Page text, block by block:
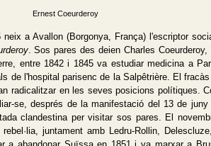
Ernest Coeurderoy
a Avallon (Borgonya, França) l'escriptor
. Sos pares des deien Charles
entre 1842 i 1845 va estudiar medicina a
de l'hospital parisenc de la Salpêtrière. El
radicalitzar en les seves posicions polítiques.
se, després de la manifestació del 13 de
clandestina per visitar sos pares. El
juntament amb Ledru-Rollin,